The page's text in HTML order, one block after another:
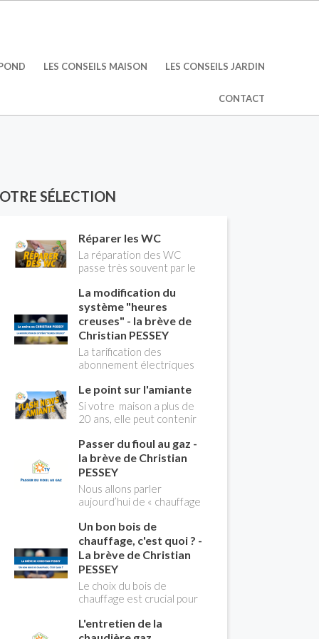
LES CONSEILS MAISON LES CONSEILS JARDIN
CONTACT
SÉLECTION
Réparer les WC
La réparation des WC
passe très souvent par le
flotteur. Tuto pour tout
vous expliquer
La modification du
système "heures
creuses" - la brève de
Christian PESSEY
La tarification des
abonnement électriques
longtemps deux
possibilités : heures
pleines, heures creuses.
Aujourd'hui Christian
PESSEY vous explique tout
ce qu'il faut savoir sur la
nouvelle modification du
système "heures creuses"
qui concerne près de 15
millions de Français !
Le point sur l'amiante
Si votre maison a plus de
20 ans, elle peut contenir
contenant de l'amiante) !
Pas de panique, on fait le
point dans notre flash
news n°3 spéciale
Amiante et ses dangers
avec Christian Pessey
Passer du fioul au gaz -
la brève de Christian
PESSEY
Nous allons parler
aujourd’hui de « chauffage
du changement d’énergie.
Nous allons aborder
l’abandon du fioul au profit
du gaz.
Un bon bois de
chauffage, c'est quoi ? -
La brève de Christian
PESSEY
Le choix du bois de
chauffage est crucial pour
rendement énergétique
L'entretien de la